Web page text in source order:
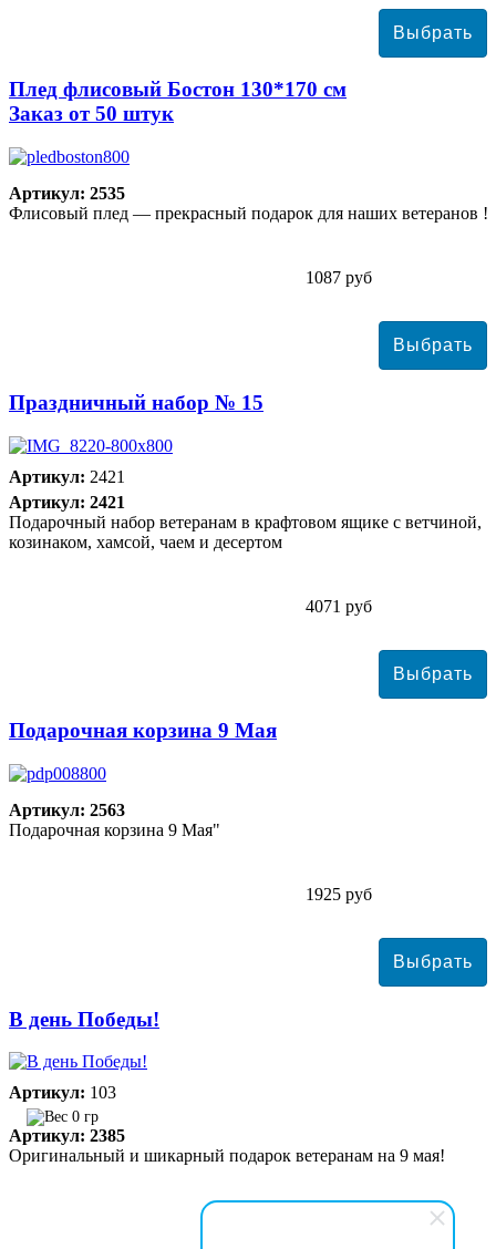
Плед флисовый Бостон 130*170 см
Заказ от 50 штук
Артикул: 2535
Флисовый плед — прекрасный подарок для наших ветеранов !
1087 руб
Праздничный набор № 15
Артикул: 2421
Артикул: 2421
Подарочный набор ветеранам в крафтовом ящике с ветчиной,
козинаком, хамсой, чаем и десертом
4071 руб
Подарочная корзина 9 Мая
Артикул: 2563
Подарочная корзина 9 Мая"
1925 руб
В день Победы!
Артикул: 103
0 гр
Артикул: 2385
Оригинальный и шикарный подарок ветеранам на 9 мая!